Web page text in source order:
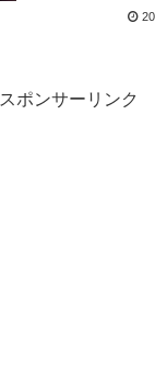
スポンサーリンク